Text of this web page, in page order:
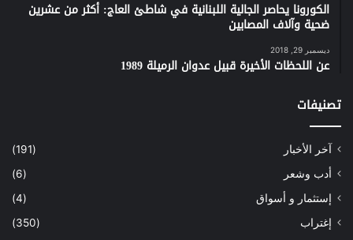
o
o
k
p
p
m
n
الكورونا يحاصر الجالية اللبنانية في شاطئ العاج: أكثر من عشرين
ضحية وآلاف المصابين
ديسمبر 29, 2018
عن اللحظات الأخيرة قبيل عدوان الرميلة 1989
تصنيفات
آخر الأخبار
(191)
أدب وشعر
(6)
إستثمار و أسواق
(4)
إغتراب
(350)